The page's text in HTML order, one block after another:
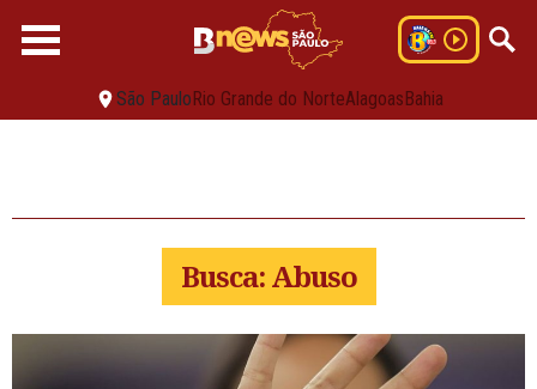
São PauloRio Grande do NorteAlagoasBahia
Busca: Abuso